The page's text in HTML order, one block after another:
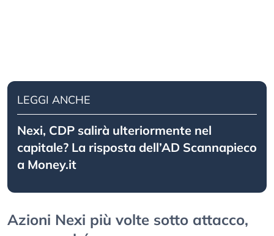
LEGGI ANCHE
Nexi, CDP salirà ulteriormente nel
capitale? La risposta dell’AD Scannapieco
a Money.it
Azioni Nexi più volte sotto attacco,